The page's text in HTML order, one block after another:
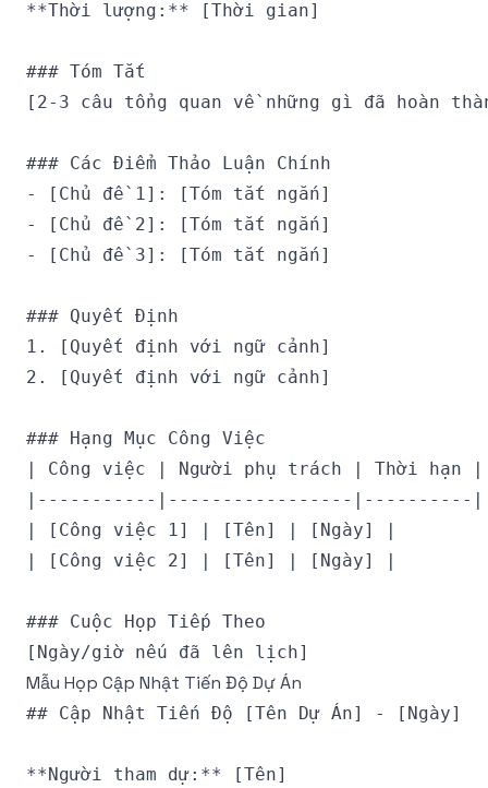
**Thời lượng:** [Thời gian]
### Tóm Tắt
[2-3 câu tổng quan về những gì đã hoàn
### Các Điểm Thảo Luận Chính
- [Chủ đề 1]: [Tóm tắt ngắn]
- [Chủ đề 2]: [Tóm tắt ngắn]
- [Chủ đề 3]: [Tóm tắt ngắn]
### Quyết Định
1. [Quyết định với ngữ cảnh]
2. [Quyết định với ngữ cảnh]
### Hạng Mục Công Việc
| Công việc | Người phụ trách | Thời hạn |
|-----------|-----------------|----------|
| [Công việc 1] | [Tên] | [Ngày] |
| [Công việc 2] | [Tên] | [Ngày] |
### Cuộc Họp Tiếp Theo
Mẫu Họp Cập Nhật Tiến Độ Dự Án
## Cập Nhật Tiến Độ [Tên Dự Án] - [Ngày]
**Người tham dự:** [Tên]